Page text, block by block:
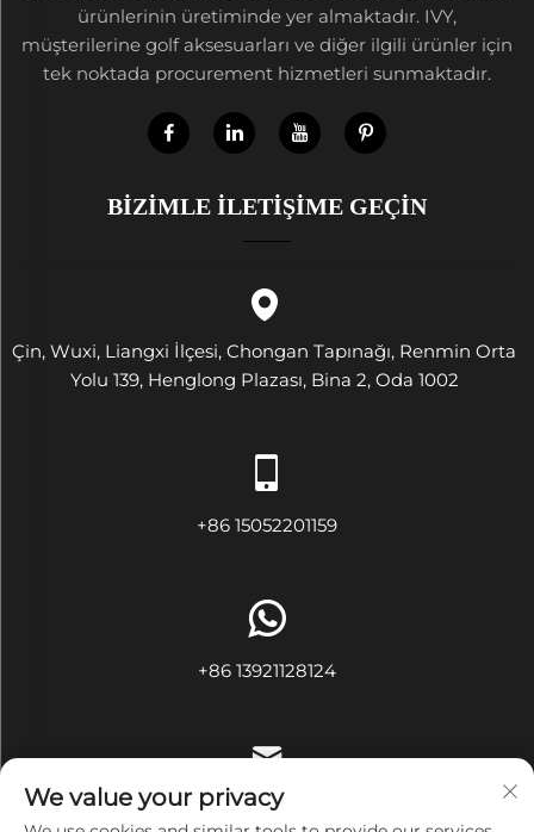
ürünlerinin üretiminde yer almaktadır. IVY,
müşterilerine golf aksesuarları ve diğer ilgili ürünler için
tek noktada procurement hizmetleri sunmaktadır.
BIZIMLE İLETIŞIME GEÇIN
Çin, Wuxi, Liangxi İlçesi, Chongan Tapınağı, Renmin Orta
Yolu 139, Henglong Plazası, Bina 2, Oda 1002
+86 15052201159
+86 13921128124
[email protected]
We value your privacy